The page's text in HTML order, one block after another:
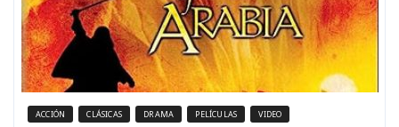
ACCIÓN CLÁSICAS DRAMA PELÍCULAS VIDEO